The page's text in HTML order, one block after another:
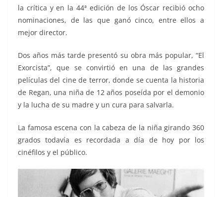
la crítica y en la 44ª edición de los Óscar recibió ocho
nominaciones, de las que ganó cinco, entre ellos a
mejor director.
Dos años más tarde presentó su obra más popular, “El
Exorcista”, que se convirtió en una de las grandes
películas del cine de terror, donde se cuenta la historia
de Regan, una niña de 12 años poseída por el demonio
y la lucha de su madre y un cura para salvarla.
La famosa escena con la cabeza de la niña girando 360
grados todavía es recordada a día de hoy por los
cinéfilos y el público.